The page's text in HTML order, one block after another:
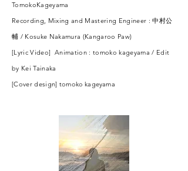
TomokoKageyama
Recording, Mixing and Mastering Engineer : 中村公
輔 / Kosuke Nakamura (Kangaroo Paw)
[Lyric Video] Animation : tomoko kageyama / Edit
by Kei Tainaka
[Cover design] tomoko kageyama